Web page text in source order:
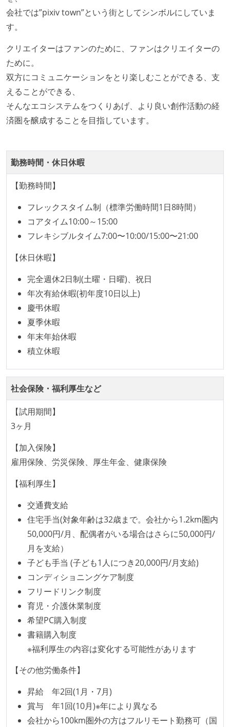
置）
会社では”pixiv town”という街としてシンボルにしていま
す。
クリエイターはファンのために、ファンはクリエイターの
ために。
双方にコミュニケーションをとり楽しむことができる、支
えることができる、
そんなエコシステムをつくりあげ、より良い創作活動の経
済圏を醸成することを目指しています。
勤務時間・休日休暇
【勤務時間】
フレックスタイム制（標準労働時間1日8時間）
コアタイム10:00～15:00
フレキシブルタイム7:00〜10:00/15:00〜21:00
【休日休暇】
完全週休2日制(土曜・日曜)、祝日
年次有給休暇(初年度10日以上)
慶弔休暇
夏季休暇
年末年始休暇
積立休暇
社会保険・福利厚生など
【試用期間】
3ヶ月
【加入保険】
雇用保険、労災保険、厚生年金、健康保険
【福利厚生】
交通費支給
住宅手当(対象年齢は32歳まで。会社から1.2km圏内
50,000円/月、配偶者がいる場合はさらに50,000円/
月を支給）
子ども手当 (子ども1人につき20,000円/月支給)
コンディショニングケア制度
フリードリンク制度
育児・介護休業制度
希望PC購入制度
書籍購入制度
※福利厚生の内容は変化する可能性があります
【その他労働条件】
昇給 年2回(1月・7月)
賞与 年1回(10月)※年により異なる
会社から100km圏外の方はフルリモート勤務可（国